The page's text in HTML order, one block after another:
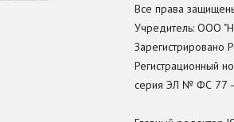
Все права
Учредитель: ООО
Зарегистрировано
Регистрационный
серия ЭЛ № ФС 77